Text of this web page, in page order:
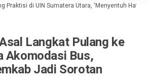
di UIN Sumatera Utara, ‘Menyentuh Hati
Langkat Pulang ke
Akomodasi Bus,
Jadi Sorotan